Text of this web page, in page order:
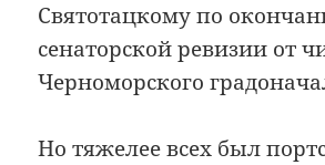
Святотацкому по
сенаторской ревизии от
Черноморского
Но тяжелее всех был